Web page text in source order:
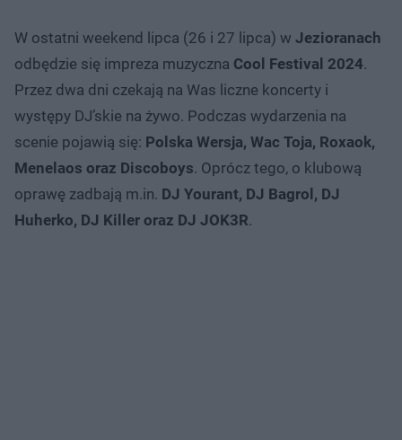
W ostatni weekend lipca (26 i 27 lipca) w Jezioranach
odbędzie się impreza muzyczna Cool Festival 2024.
Przez dwa dni czekają na Was liczne koncerty i
występy DJ’skie na żywo. Podczas wydarzenia na
scenie pojawią się: Polska Wersja, Wac Toja, Roxaok,
Menelaos oraz Discoboys. Oprócz tego, o klubową
oprawę zadbają m.in. DJ Yourant, DJ Bagrol, DJ
Huherko, DJ Killer oraz DJ JOK3R.